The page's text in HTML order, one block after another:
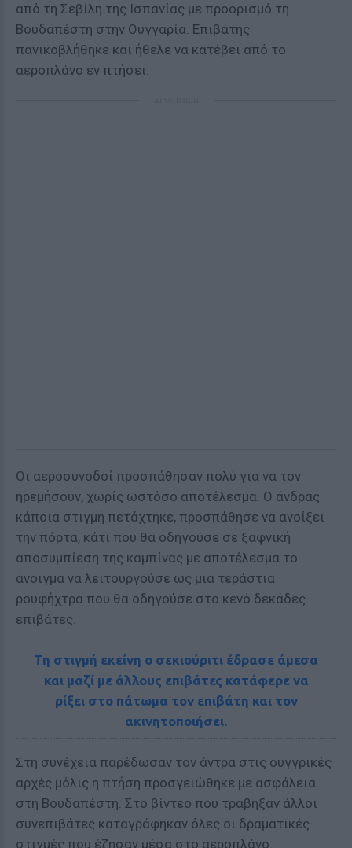
από τη Σεβίλη της Ισπανίας με προορισμό τη
Βουδαπέστη στην Ουγγαρία. Επιβάτης
πανικοβλήθηκε και ήθελε να κατέβει από το
αεροπλάνο εν πτήσει.
Οι αεροσυνοδοί προσπάθησαν πολύ για να τον
ηρεμήσουν, χωρίς ωστόσο αποτέλεσμα. Ο άνδρας
κάποια στιγμή πετάχτηκε, προσπάθησε να ανοίξει
την πόρτα, κάτι που θα οδηγούσε σε ξαφνική
αποσυμπίεση της καμπίνας με αποτέλεσμα το
άνοιγμα να λειτουργούσε ως μια τεράστια
ρουφήχτρα που θα οδηγούσε στο κενό δεκάδες
επιβάτες.
Τη στιγμή εκείνη ο σεκιούριτι έδρασε άμεσα
και μαζί με άλλους επιβάτες κατάφερε να
ρίξει στο πάτωμα τον επιβάτη και τον
ακινητοποιήσει.
Στη συνέχεια παρέδωσαν τον άντρα στις ουγγρικές
αρχές μόλις η πτήση προσγειώθηκε με ασφάλεια
στη Βουδαπέστη. Στο βίντεο που τράβηξαν άλλοι
συνεπιβάτες καταγράφηκαν όλες οι δραματικές
στιγμές που έζησαν μέσα στο αεροπλάνο.